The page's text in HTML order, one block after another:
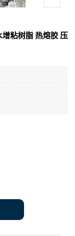
增粘树脂 热熔胶 压